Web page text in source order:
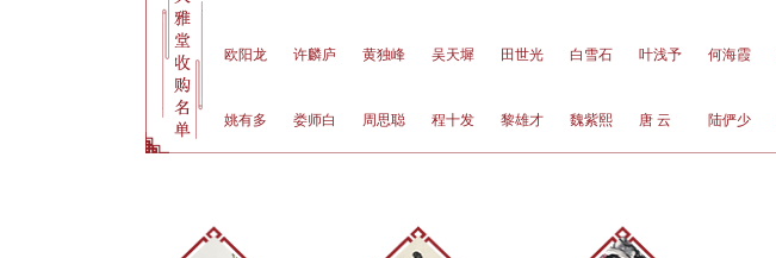
欧阳龙
姚有多
许麟庐
娄师白
黄独峰
周思聪
吴天墀
程十发
田世光
黎雄才
白雪石
魏紫熙
叶浅予
唐 云
何海霞
陆俨少
董寿平
刘炳森